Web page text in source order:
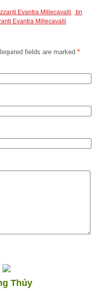
Evantra Millecavalli, tin
Evantra Millecavalli
fields are marked *
Thủy